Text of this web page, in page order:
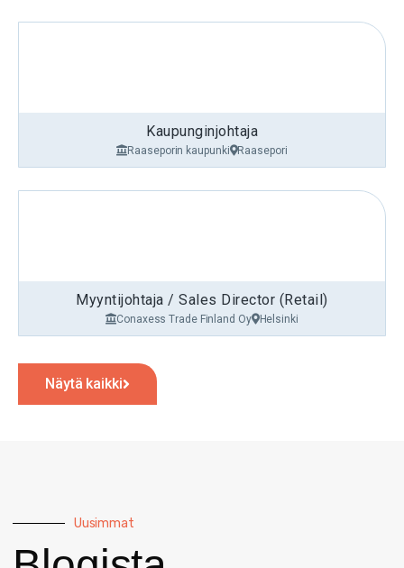
Kaupunginjohtaja
Raaseporin kaupunki Raasepori
Myyntijohtaja / Sales Director (Retail)
Conaxess Trade Finland Oy Helsinki
Näytä kaikki
Uusimmat